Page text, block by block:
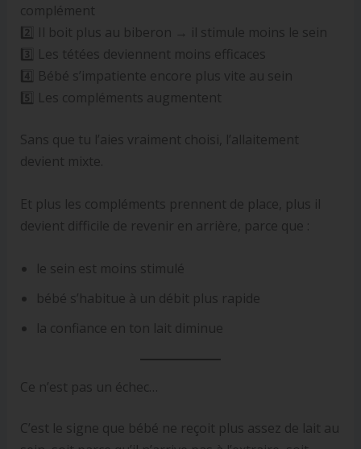
complément
2️⃣ Il boit plus au biberon → il stimule moins le sein
3️⃣ Les tétées deviennent moins efficaces
4️⃣ Bébé s’impatiente encore plus vite au sein
5️⃣ Les compléments augmentent
Sans que tu l’aies vraiment choisi, l’allaitement
devient mixte.
Et plus les compléments prennent de place, plus il
devient difficile de revenir en arrière, parce que :
le sein est moins stimulé
bébé s’habitue à un débit plus rapide
la confiance en ton lait diminue
Ce n’est pas un échec…
C’est le signe que bébé ne reçoit plus assez de lait au